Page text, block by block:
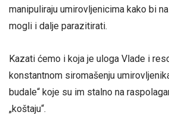
manipuliraju umirovljenicima kako bi
mogli i dalje parazitirati.
Kazati ćemo i koja je uloga Vlade i
konstantnom siromašenju
budale“ koje su im stalno na
„koštaju“.